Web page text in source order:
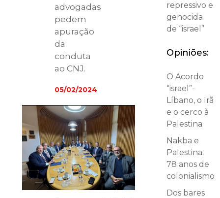
advogadas
pedem
apuração
da
conduta
ao CNJ.
05/02/2024
repressivo e
genocida
de “israel”
Opiniões:
O Acordo
“israel”-
Líbano, o Irã
e o cerco à
Palestina
Nakba e
Palestina:
78 anos de
colonialismo
Dos bares